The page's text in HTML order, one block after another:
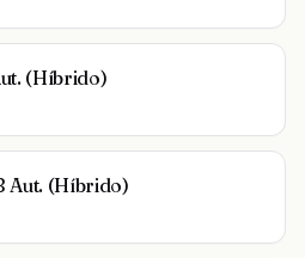
(Híbrido)
Aut. (Híbrido)